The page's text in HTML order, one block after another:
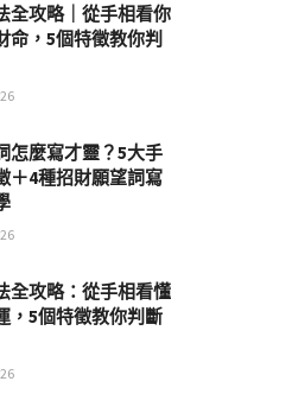
全攻略｜從手相看你
命，5個特徵教你判
怎麼寫才靈？5大手
＋4種招財願望詞寫
全攻略：從手相看懂
，5個特徵教你判斷